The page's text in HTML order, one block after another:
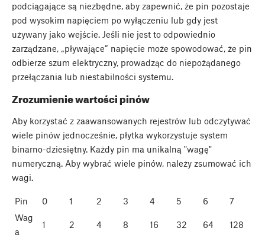
podciągające są niezbędne, aby zapewnić, że pin pozostaje
pod wysokim napięciem po wyłączeniu lub gdy jest
używany jako wejście. Jeśli nie jest to odpowiednio
zarządzane, „pływające” napięcie może spowodować, że pin
odbierze szum elektryczny, prowadząc do niepożądanego
przełączania lub niestabilności systemu.
Zrozumienie wartości pinów
Aby korzystać z zaawansowanych rejestrów lub odczytywać
wiele pinów jednocześnie, płytka wykorzystuje system
binarno-dziesiętny. Każdy pin ma unikalną "wagę"
numeryczną. Aby wybrać wiele pinów, należy zsumować ich
wagi.
Pin 0 1 2 3 4 5 6
7
Wag
a
1 2 4 8 16 32 64 128